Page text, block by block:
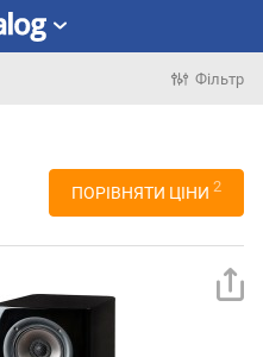
Фільтр
ПОРІВНЯТИ ЦІНИ 2